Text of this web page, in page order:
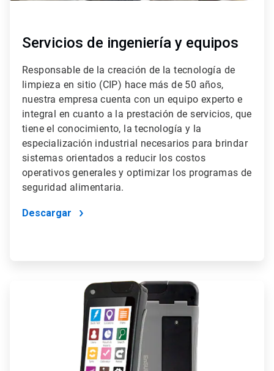
Servicios de ingeniería y equipos
Responsable de la creación de la tecnología de
limpieza en sitio (CIP) hace más de 50 años,
nuestra empresa cuenta con un equipo experto e
integral en cuanto a la prestación de servicios, que
tiene el conocimiento, la tecnología y la
especialización industrial necesarios para brindar
sistemas orientados a reducir los costos
operativos generales y optimizar los programas de
seguridad alimentaria.
Descargar